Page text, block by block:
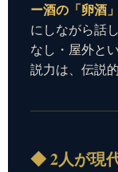
ー酒の「卵酒」
にしながら話
なし・屋外と
説力は、伝説
◆ 2人が現